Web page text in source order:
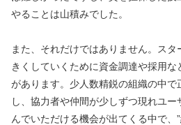
やることは山積みでした。
また、それだけではありません。ス
きくしていくために資金調達や採用
があります。少人数精鋭の組織の中
し、協力者や仲間が少しずつ現れユ
んでいただける機会が出てくる中で、